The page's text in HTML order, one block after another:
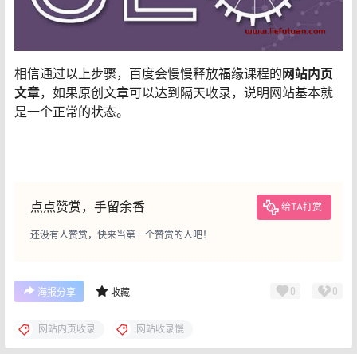
相信通过以上步骤，百度会慢慢释放福缘课程的网站内页
文章，如果原创文章可以达到隔天收录，说明网站基本就
是一个正常的状态。
点点赞赏，手留余香 给TA打赏
还没有人赞赏，快来当第一个赞赏的人吧！
海报分享 收藏 0 0
网站内页收录 网站收录慢